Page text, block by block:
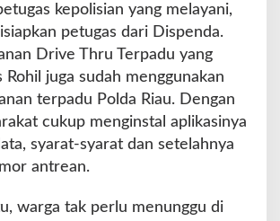
kepolisian yang melayani,
petugas dari Dispenda.
Drive Thru Terpadu yang
juga sudah menggunakan
terpadu Polda Riau. Dengan
cukup menginstal aplikasinya
syarat-syarat dan setelahnya
antrean.
warga tak perlu menunggu di